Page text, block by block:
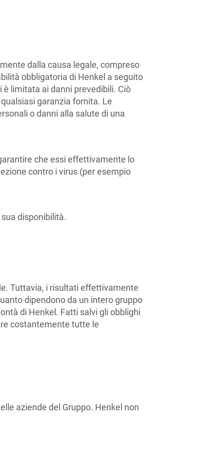
dalla causa legale, compreso
obbligatoria di Henkel a seguito
limitata ai danni prevedibili. Ciò
garanzia fornita. Le
o danni alla salute di una
che essi effettivamente lo
contro i virus (per esempio
disponibilità.
Tuttavia, i risultati effettivamente
dipendono da un intero gruppo
di Henkel. Fatti salvi gli obblighi
costantemente tutte le
aziende del Gruppo. Henkel non